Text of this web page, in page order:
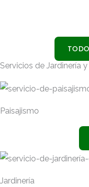
Servicios de Jardinería
Paisajismo
Jardinería